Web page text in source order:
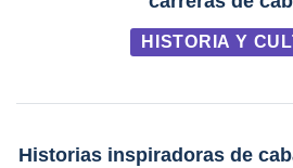
HISTORIA Y
Historias inspiradoras de